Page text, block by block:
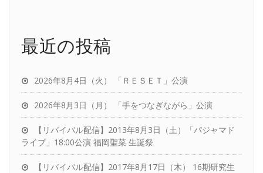
最近の投稿
2026年8月4日（火） 「ＲＥＳＥＴ」公演
2026年8月3日（月） 「手をつなぎながら」公演
【リバイバル配信】2013年8月3日（土）「パジャマド
ライブ」18:00公演 福岡聖菜 生誕祭
【リバイバル配信】2017年8月17日（木） 16期研究生